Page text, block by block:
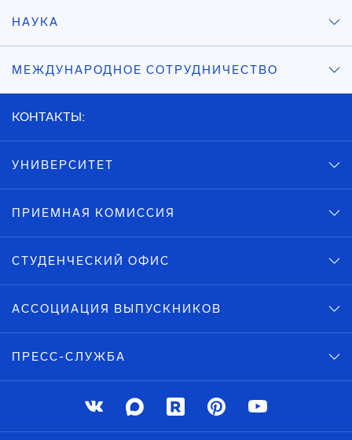
НАУКА
МЕЖДУНАРОДНОЕ СОТРУДНИЧЕСТВО
КОНТАКТЫ:
УНИВЕРСИТЕТ
ПРИЕМНАЯ КОМИССИЯ
СТУДЕНЧЕСКИЙ ОФИС
АССОЦИАЦИЯ ВЫПУСКНИКОВ
ПРЕСС-СЛУЖБА